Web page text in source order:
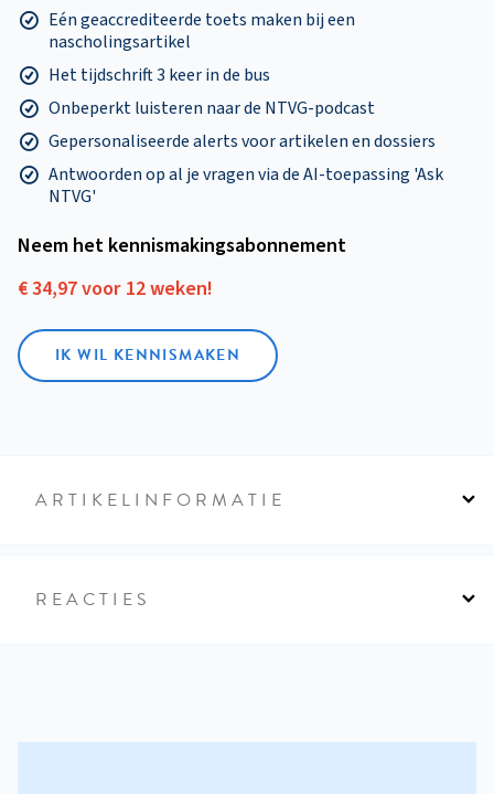
Eén geaccrediteerde toets maken bij een
nascholingsartikel
Het tijdschrift 3 keer in de bus
Onbeperkt luisteren naar de NTVG-podcast
Gepersonaliseerde alerts voor artikelen en dossiers
Antwoorden op al je vragen via de AI-toepassing 'Ask
NTVG'
Neem het kennismakings­abonnement
€ 34,97 voor 12 weken!
IK WIL KENNISMAKEN
ARTIKELINFORMATIE
REACTIES